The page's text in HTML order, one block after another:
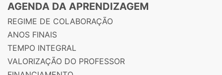
AGENDA DA APRENDIZAGEM
REGIME DE COLABORAÇÃO
ANOS FINAIS
TEMPO INTEGRAL
VALORIZAÇÃO DO PROFESSOR